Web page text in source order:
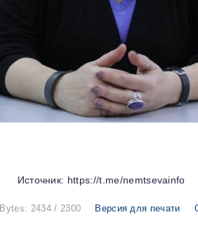
Источник: https://t.me/nemtsevainfo
Bytes: 2434 / 2300 Версия для печати